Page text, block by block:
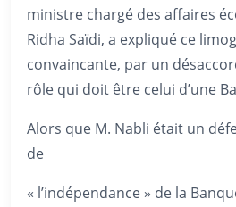
ministre chargé des affaires
Ridha Saïdi, a expliqué ce
convaincante, par un
rôle qui doit être celui d’une
Alors que M. Nabli était un
de
« l’indépendance » de la